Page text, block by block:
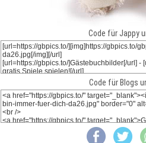
Code für Jappy
Code für Blogs